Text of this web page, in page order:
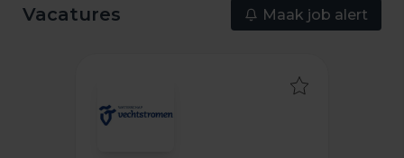
Vacatures Maak job alert